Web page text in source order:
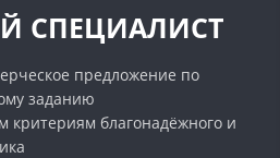
СПЕЦИАЛИСТ
предложение по
заданию
критериям благонадёжного и